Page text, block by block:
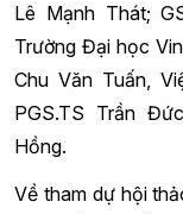
Lê Mạnh Thát;
Trường Đại học
Chu Văn Tuấn,
PGS.TS Trần
Hồng.
Về tham dự hội